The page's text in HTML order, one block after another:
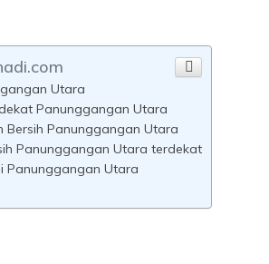
Utara
Panunggangan Utara
Bersih Panunggangan Utara
Panunggangan Utara terdekat
Panunggangan Utara